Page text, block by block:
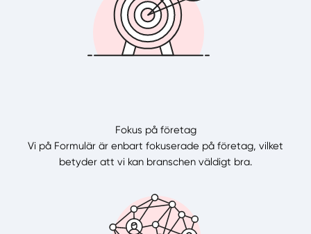
Fokus på företag
Vi på Formulär är enbart fokuserade på företag, vilket
betyder att vi kan branschen väldigt bra.